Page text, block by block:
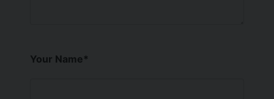
Your Name*